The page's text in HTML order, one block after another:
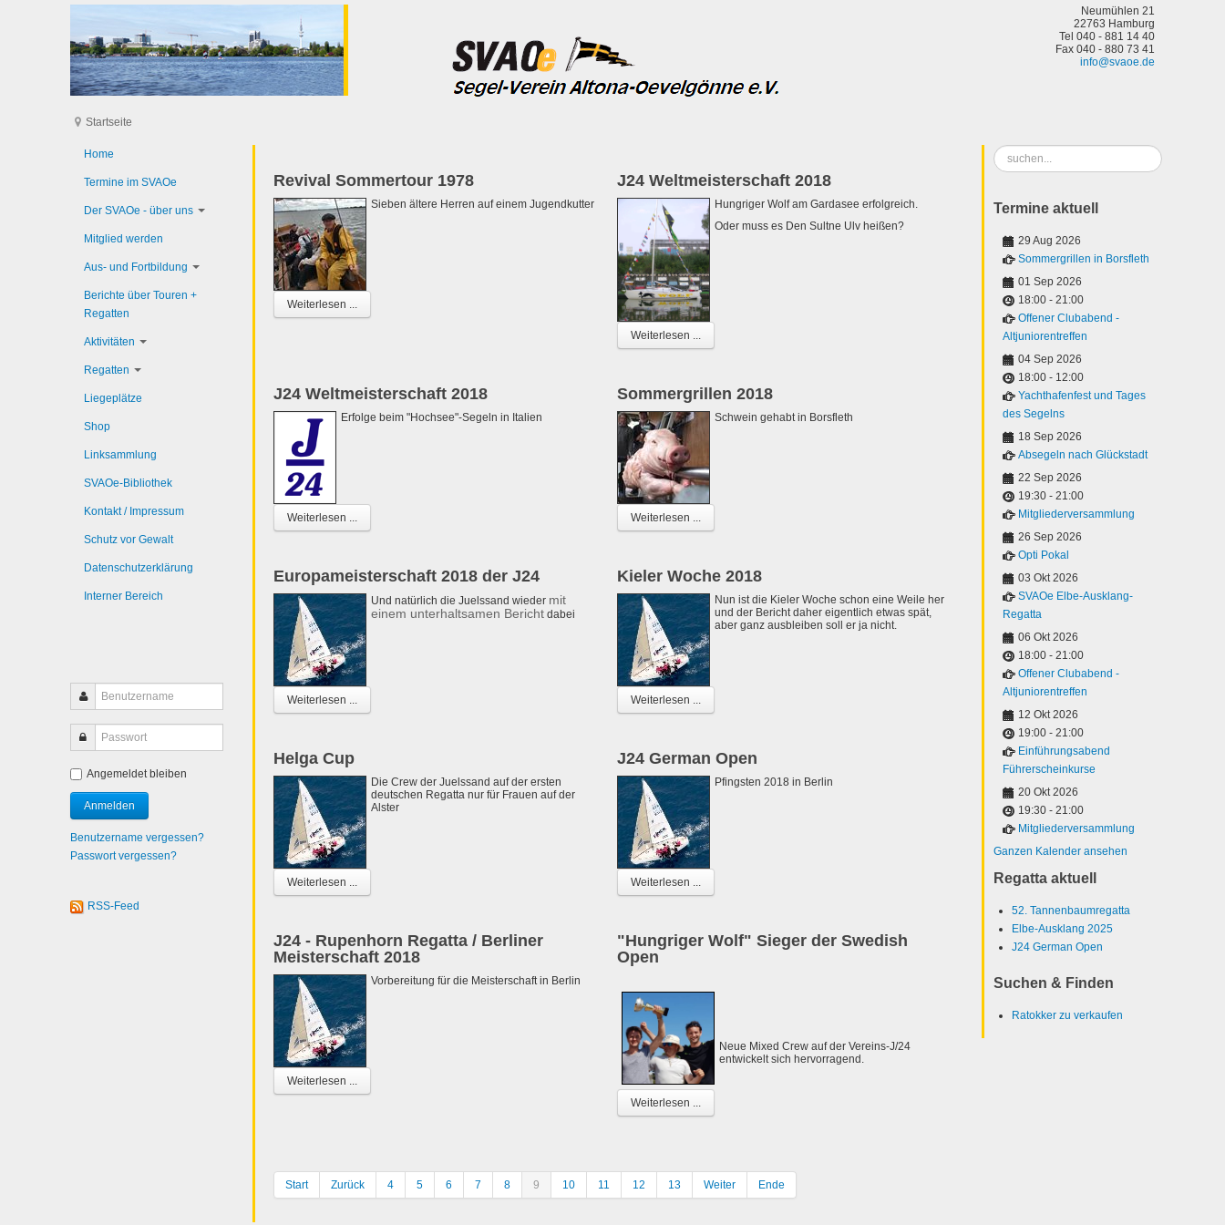
Neumühlen 21
22763 Hamburg
Tel 040 - 881 14 40
Fax 040 - 880 73 41
info@svaoe.de
Startseite
Revival Sommertour 1978
Sieben ältere Herren auf einem Jugendkutter
Weiterlesen ...
J24 Weltmeisterschaft 2018
Hungriger Wolf am Gardasee erfolgreich.
Oder muss es Den Sultne Ulv heißen?
Weiterlesen ...
J24 Weltmeisterschaft 2018
Erfolge beim "Hochsee"-Segeln in Italien
Weiterlesen ...
Sommergrillen 2018
Schwein gehabt in Borsfleth
Weiterlesen ...
Europameisterschaft 2018 der J24
Und natürlich die Juelssand wieder mit
einem unterhaltsamen Bericht dabei
Weiterlesen ...
Kieler Woche 2018
Nun ist die Kieler Woche schon eine Weile her
und der Bericht daher eigentlich etwas spät,
aber ganz ausbleiben soll er ja nicht.
Weiterlesen ...
Helga Cup
Die Crew der Juelssand auf der ersten
deutschen Regatta nur für Frauen auf der
Alster
Weiterlesen ...
J24 German Open
Pfingsten 2018 in Berlin
Weiterlesen ...
J24 - Rupenhorn Regatta / Berliner
Meisterschaft 2018
Vorbereitung für die Meisterschaft in Berlin
Weiterlesen ...
"Hungriger Wolf" Sieger der Swedish
Open
Neue Mixed Crew auf der Vereins-J/24
entwickelt sich hervorragend.
Weiterlesen ...
Start Zurück 4 5 6 7 8 9 10 11 12 13 Weiter Ende
Home
Termine im SVAOe
Der SVAOe - über uns
Mitglied werden
Aus- und Fortbildung
Berichte über Touren +
Regatten
Aktivitäten
Regatten
Liegeplätze
Shop
Linksammlung
SVAOe-Bibliothek
Kontakt / Impressum
Schutz vor Gewalt
Datenschutzerklärung
Interner Bereich
Angemeldet bleiben
Benutzername vergessen?
Passwort vergessen?
RSS-Feed
Suchen
...
Termine aktuell
29 Aug 2026
Sommergrillen in Borsfleth
01 Sep 2026
18:00 - 21:00
Offener Clubabend -
Altjuniorentreffen
04 Sep 2026
18:00 - 12:00
Yachthafenfest und Tages
des Segelns
18 Sep 2026
Absegeln nach Glückstadt
22 Sep 2026
19:30 - 21:00
Mitgliederversammlung
26 Sep 2026
Opti Pokal
03 Okt 2026
SVAOe Elbe-Ausklang-
Regatta
06 Okt 2026
18:00 - 21:00
Offener Clubabend -
Altjuniorentreffen
12 Okt 2026
19:00 - 21:00
Einführungsabend
Führerscheinkurse
20 Okt 2026
19:30 - 21:00
Mitgliederversammlung
Ganzen Kalender ansehen
Regatta aktuell
52. Tannenbaumregatta
Elbe-Ausklang 2025
J24 German Open
Suchen & Finden
Ratokker zu verkaufen